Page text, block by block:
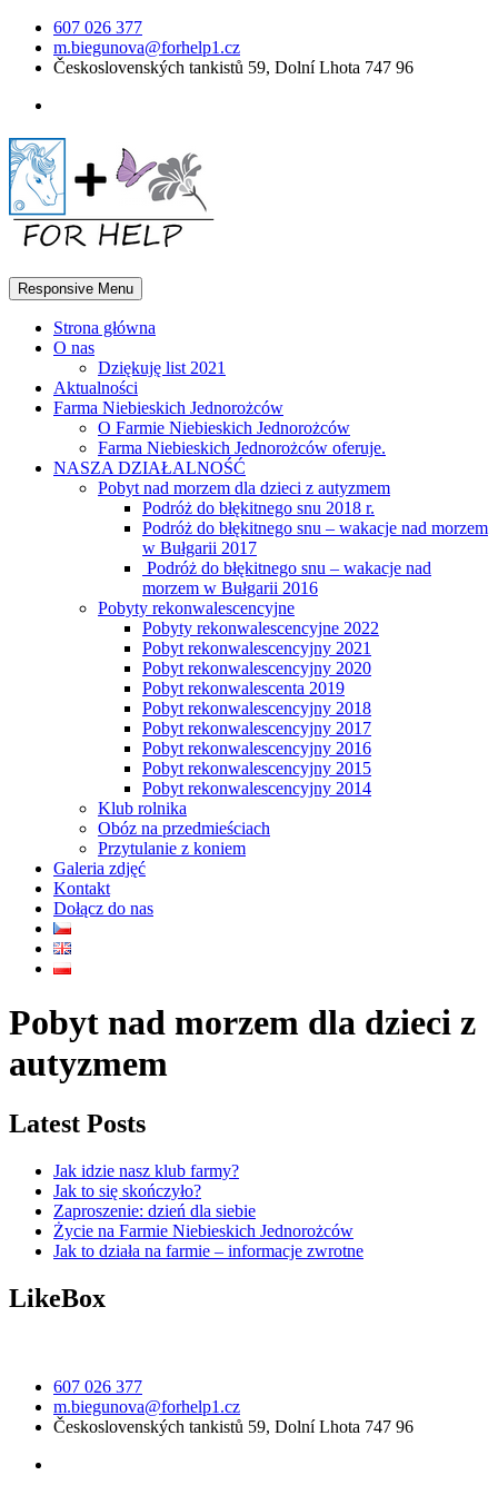
607 026 377
m.biegunova@forhelp1.cz
Československých tankistů 59, Dolní Lhota 747 96
Responsive Menu
Strona główna
O nas
Dziękuję list 2021
Aktualności
Farma Niebieskich Jednorożców
O Farmie Niebieskich Jednorożców
Farma Niebieskich Jednorożców oferuje.
NASZA DZIAŁALNOŚĆ
Pobyt nad morzem dla dzieci z autyzmem
Podróż do błękitnego snu 2018 r.
Podróż do błękitnego snu – wakacje nad morzem
w Bułgarii 2017
Podróż do błękitnego snu – wakacje nad
morzem w Bułgarii 2016
Pobyty rekonwalescencyjne
Pobyty rekonwalescencyjne 2022
Pobyt rekonwalescencyjny 2021
Pobyt rekonwalescencyjny 2020
Pobyt rekonwalescenta 2019
Pobyt rekonwalescencyjny 2018
Pobyt rekonwalescencyjny 2017
Pobyt rekonwalescencyjny 2016
Pobyt rekonwalescencyjny 2015
Pobyt rekonwalescencyjny 2014
Klub rolnika
Obóz na przedmieściach
Przytulanie z koniem
Galeria zdjęć
Kontakt
Dołącz do nas
Pobyt nad morzem dla dzieci z
autyzmem
Latest Posts
Jak idzie nasz klub farmy?
Jak to się skończyło?
Zaproszenie: dzień dla siebie
Życie na Farmie Niebieskich Jednorożców
Jak to działa na farmie – informacje zwrotne
LikeBox
607 026 377
m.biegunova@forhelp1.cz
Československých tankistů 59, Dolní Lhota 747 96